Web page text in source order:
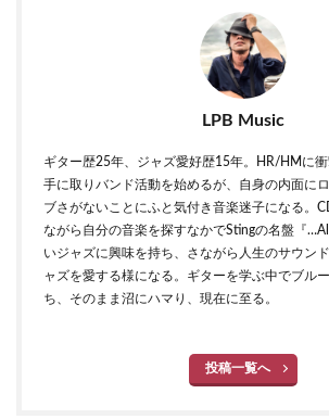
LPB Music
ギター歴25年、ジャズ愛好歴15年。HR/HMに
手に取りバンド活動を始めるが、自身の内面に
ブさがないことにふと気付き音楽迷子になる。
ながら自分の音楽を探すなかでStingの名盤『
いジャズに興味を持ち、さながら人生のサウン
ャズを愛する様になる。ギターを学ぶ中でブル
ち、そのまま沼にハマり、現在に至る。
投稿一覧へ